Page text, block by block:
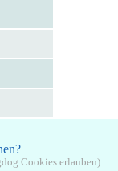
Cookies erlauben)